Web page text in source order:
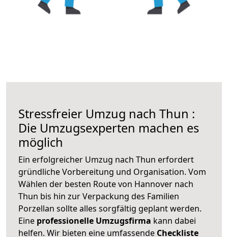
Stressfreier Umzug nach Thun :
Die Umzugsexperten machen es
möglich
Ein erfolgreicher Umzug nach Thun erfordert
gründliche Vorbereitung und Organisation. Vom
Wählen der besten Route von Hannover nach
Thun bis hin zur Verpackung des Familien
Porzellan sollte alles sorgfältig geplant werden.
Eine professionelle Umzugsfirma kann dabei
helfen. Wir bieten eine umfassende Checkliste